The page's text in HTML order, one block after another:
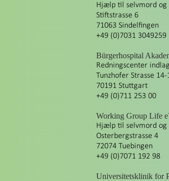
Hjælp til selvmord og
Stiftstrasse 6
71063 Sindelfingen
+49 (0)7031 3049259
Bürgerhospital
Redningscenter
Tunzhofer Strasse 14-
70191 Stuttgart
+49 (0)711 253 00
Working Group Life
Hjælp til selvmord og
Osterbergstrasse 4
72074 Tuebingen
+49 (0)7071 192 98
Universitetsklinik for